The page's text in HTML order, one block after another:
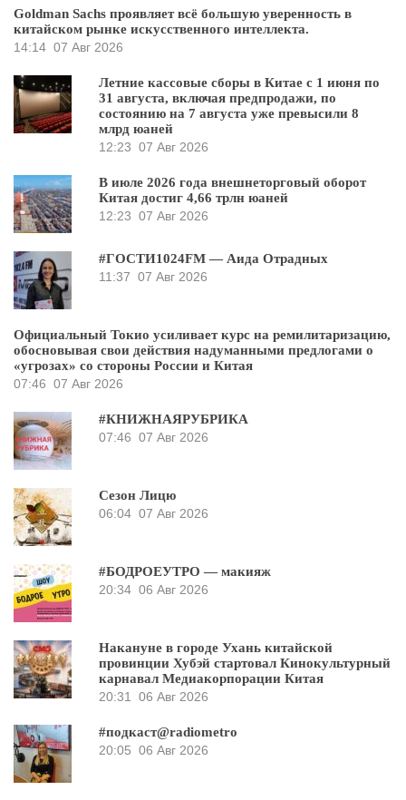
Goldman Sachs проявляет всё большую уверенность в
китайском рынке искусственного интеллекта.
14:14 07 Авг 2026
Летние кассовые сборы в Китае с 1 июня по
31 августа, включая предпродажи, по
состоянию на 7 августа уже превысили 8
млрд юаней
12:23 07 Авг 2026
В июле 2026 года внешнеторговый оборот
Китая достиг 4,66 трлн юаней
12:23 07 Авг 2026
#ГОСТИ1024FM — Аида Отрадных
11:37 07 Авг 2026
Официальный Токио усиливает курс на ремилитаризацию,
обосновывая свои действия надуманными предлогами о
«угрозах» со стороны России и Китая
07:46 07 Авг 2026
#КНИЖНАЯРУБРИКА
07:46 07 Авг 2026
Сезон Лицю
06:04 07 Авг 2026
#БОДРОЕУТРО — макияж
20:34 06 Авг 2026
Накануне в городе Ухань китайской
провинции Хубэй стартовал Кинокультурный
карнавал Медиакорпорации Китая
20:31 06 Авг 2026
#подкаст@radiometro
20:05 06 Авг 2026